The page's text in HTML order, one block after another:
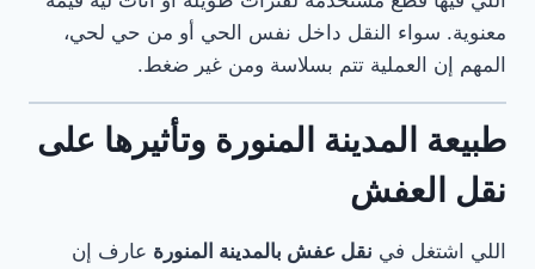
معنوية. سواء النقل داخل نفس الحي أو من حي لحي،
المهم إن العملية تتم بسلاسة ومن غير ضغط.
طبيعة المدينة المنورة وتأثيرها على
نقل العفش
اللي اشتغل في نقل عفش بالمدينة المنورة عارف إن